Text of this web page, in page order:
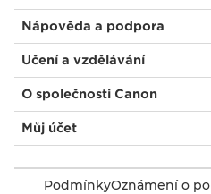
Nápověda a podpora
Učení a vzdělávání
O společnosti Canon
Můj účet
PodmínkyOznámení o